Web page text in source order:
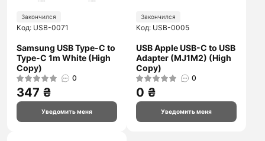
Закончился
Код: USB-0071
Samsung USB Type-C to
Type-C 1m White (High
Copy)
0
347 ₴
Уведомить меня
Закончился
Код: USB-0005
USB Apple USB-C to USB
Adapter (MJ1M2) (High
Copy)
0
0 ₴
Уведомить меня